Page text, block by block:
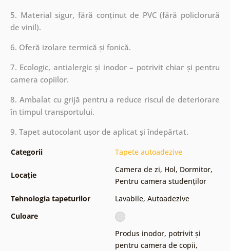
5. Material sigur, fără conținut de PVC (fără policlorură
de vinil).
6. Oferă izolare termică și fonică.
7. Ecologic, antialergic și inodor – potrivit chiar și pentru
camera copiilor.
8. Ambalat cu grijă pentru a reduce riscul de deteriorare
în timpul transportului.
9. Tapet autocolant ușor de aplicat și îndepărtat.
Categorii Tapete autoadezive
Locație
Camera de zi, Hol, Dormitor,
Pentru camera studenților
Tehnologia tapeturilor
Lavabile, Autoadezive
Culoare
Produs inodor, potrivit și
pentru camera de copii,